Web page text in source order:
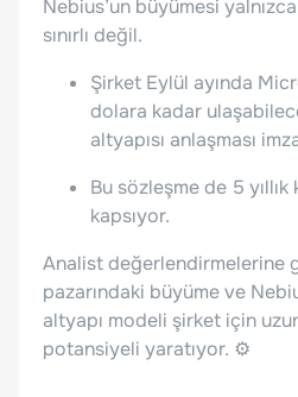
Nebius’un büyümesi
sınırlı değil.
Şirket Eylül ayında
dolara kadar
altyapısı anlaşması
Bu sözleşme de 5
kapsıyor.
Analist değerlendirmelerine
pazarındaki büyüme ve
altyapı modeli şirket için
potansiyeli yaratıyor. ⚙️